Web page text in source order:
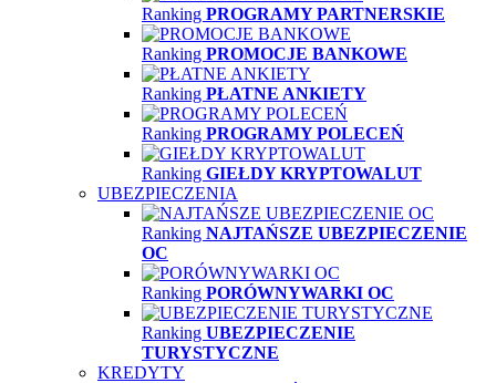
Ranking PROGRAMY PARTNERSKIE
Ranking PROMOCJE BANKOWE
Ranking PŁATNE ANKIETY
Ranking PROGRAMY POLECEŃ
Ranking GIEŁDY KRYPTOWALUT
UBEZPIECZENIA
Ranking NAJTAŃSZE UBEZPIECZENIE
OC
Ranking PORÓWNYWARKI OC
Ranking UBEZPIECZENIE
TURYSTYCZNE
KREDYTY